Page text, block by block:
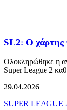
SL2: Ο χάρτης
Oλοκληρώθηκε η
Super League 2
29.04.2026
SUPER LEAGUE